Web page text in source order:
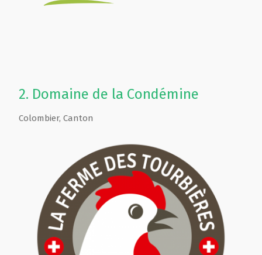
2. Domaine de la Condémine
Colombier, Canton